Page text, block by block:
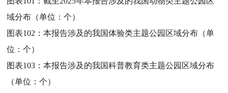
域分布（单位：个）
图表102：本报告涉及的我国体验类主题公园区域分布（单
位：个）
图表103：本报告涉及的我国科普教育类主题公园区域分布
（单位：个）